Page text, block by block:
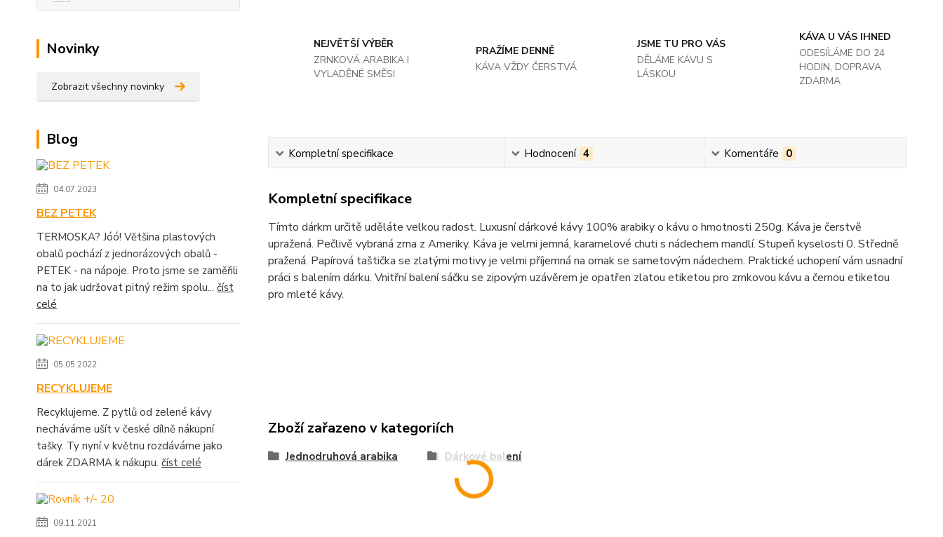
Novinky
Zobrazit všechny novinky
Blog
04.07.2023
BEZ PETEK
TERMOSKA? Jóó! Většina plastových
obalů pochází z jednorázových obalů -
PETEK - na nápoje. Proto jsme se zaměřili
na to jak udržovat pitný režim spolu... číst
celé
05.05.2022
RECYKLUJEME
Recyklujeme. Z pytlů od zelené kávy
necháváme ušít v české dílně nákupní
tašky. Ty nyní v květnu rozdáváme jako
dárek ZDARMA k nákupu. číst celé
09.11.2021
NEJVĚTŠÍ VÝBĚR
ZRNKOVÁ ARABIKA I
VYLADĚNÉ SMĚSI
PRAŽÍME DENNĚ
KÁVA VŽDY ČERSTVÁ
JSME TU PRO VÁS
DĚLÁME KÁVU S
LÁSKOU
KÁVA U VÁS IHNED
ODESÍLÁME DO 24
HODIN, DOPRAVA
ZDARMA
Kompletní specifikace Hodnocení 4 Komentáře 0
Kompletní specifikace
Tímto dárkm určitě uděláte velkou radost. Luxusní dárkové kávy 100% arabiky o kávu o hmotnosti 250g. Káva je čerstvě
upražená. Pečlivě vybraná zrna z Ameriky. Káva je velmi jemná, karamelové chuti s nádechem mandlí. Stupeň kyselosti 0. Středně
pražená. Papírová taštička se zlatými motivy je velmi příjemná na omak se sametovým nádechem. Praktické uchopení vám usnadní
práci s balením dárku. Vnitřní balení sáčku se zipovým uzávěrem je opatřen zlatou etiketou pro zrnkovou kávu a černou etiketou
pro mleté kávy.
Zboží zařazeno v kategoriích
Jednodruhová arabika Dárkové balení